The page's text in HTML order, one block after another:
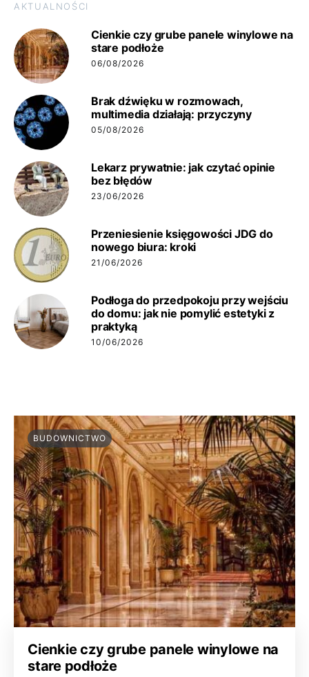
AKTUALNOŚCI
Cienkie czy grube panele winylowe na
stare podłoże
06/08/2026
Brak dźwięku w rozmowach,
multimedia działają: przyczyny
05/08/2026
Lekarz prywatnie: jak czytać opinie
bez błędów
23/06/2026
Przeniesienie księgowości JDG do
nowego biura: kroki
21/06/2026
Podłoga do przedpokoju przy wejściu
do domu: jak nie pomylić estetyki z
praktyką
10/06/2026
BUDOWNICTWO
Cienkie czy grube panele winylowe na
stare podłoże